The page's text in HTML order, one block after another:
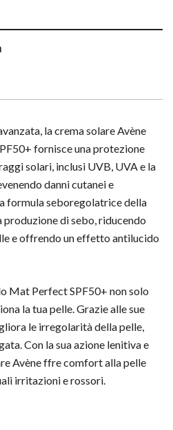
la crema solare Avène
fornisce una protezione
solari, inclusi UVB, UVA e la
danni cutanei e
formula seboregolatrice della
di sebo, riducendo
e offrendo un effetto antilucido
Mat Perfect SPF50+ non solo
la tua pelle. Grazie alle sue
le irregolarità della pelle,
Con la sua azione lenitiva e
Avène ffre comfort alla pelle
irritazioni e rossori.